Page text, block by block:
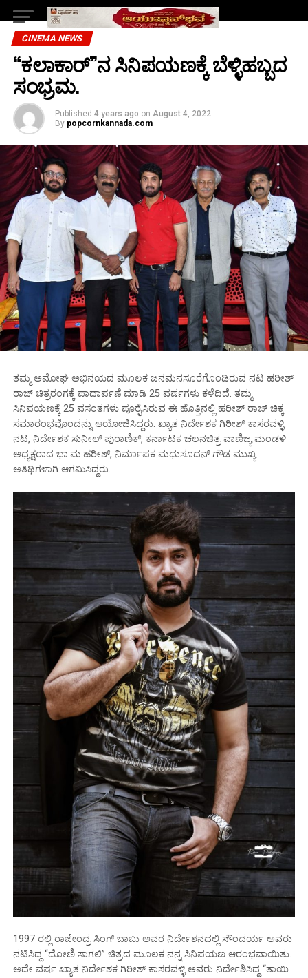
CINEMA NEWS
“ಕಲಾಕಾರ್”ನ ಸಿನಿಪಯಣಕ್ಕೆ ಬೆಳ್ಳಿಹಬ್ಬದ
ಸಂಭ್ರಮ.
Published 4 years ago on August 4, 2022
By popcornkannada.com
ತಮ್ಮ ಅಮೋಘ ಅಭಿನಯದ ಮೂಲಕ ಜನಮನಸೂರೆಗೊಂಡಿರುವ ನಟ ಹರೀಶ್
ರಾಜ್ ಚಿತ್ರರಂಗಕ್ಕೆ ಪಾದಾರ್ಪಣೆ ಮಾಡಿ 25 ವರ್ಷಗಳು ಕಳೆದಿದೆ. ತಮ್ಮ
ಸಿನಿಪಯಣಕ್ಕೆ 25 ವಸಂತಗಳು ಪೂರೈಸಿರುವ ಈ ಹೊತ್ತಿನಲ್ಲಿ ಹರೀಶ್ ರಾಜ್ ಚಿಕ್ಕ
ಸಮಾರಂಭವೊಂದನ್ನು ಆಯೋಜಿಸಿದ್ದರು. ಖ್ಯಾತ ನಿರ್ದೇಶಕ ಗಿರೀಶ್ ಕಾಸರವಳ್ಳಿ,
ನಟ, ನಿರ್ದೇಶಕ ಸುನೀಲ್ ಪುರಾಣಿಕ್, ಕರ್ನಾಟಕ ಚಲನಚಿತ್ರ ವಾಣಿಜ್ಯ ಮಂಡಳಿ
ಅಧ್ಯಕ್ಷರಾದ ಭಾ.ಮ.ಹರೀಶ್, ನಿರ್ಮಾಪಕ ಮಧುಸೂದನ್ ಗೌಡ ಮುಖ್ಯ
ಅತಿಥಿಗಳಾಗಿ ಆಗಮಿಸಿದ್ದರು.
1997 ರಲ್ಲಿ ರಾಜೇಂದ್ರ ಸಿಂಗ್ ಬಾಬು ಅವರ ನಿರ್ದೇಶನದಲ್ಲಿ ಸೌಂದರ್ಯ ಅವರು
ನಟಿಸಿದ್ದ “ದೋಣಿ ಸಾಗಲಿ” ಚಿತ್ರದ ಮೂಲಕ ನನ್ನ ಸಿನಿಪಯಣ ಆರಂಭವಾಯಿತು.
ಅದೇ ವರ್ಷ ಖ್ಯಾತ ನಿರ್ದೇಶಕ ಗಿರೀಶ್ ಕಾಸರವಳ್ಳಿ ಅವರು ನಿರ್ದೇಶಿಸಿದ್ದ “ತಾಯಿ